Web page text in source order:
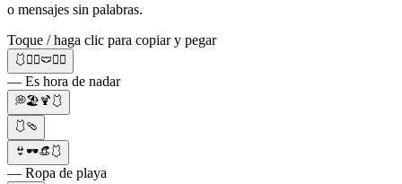
o mensajes sin palabras.
Toque / haga clic para copiar y pegar
🩱🏊‍♀️🩲🏊‍♂️
— Es hora de nadar
💭🏖🍹🩱
🩱🩴
👙🕶👒🩱
— Ropa de playa